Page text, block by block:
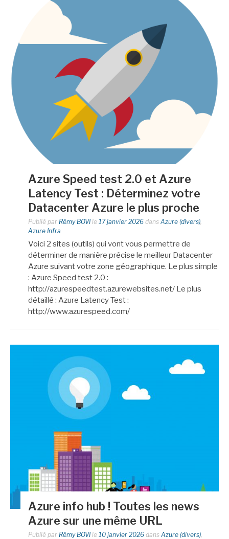
Azure Speed test 2.0 et Azure
Latency Test : Déterminez votre
Datacenter Azure le plus proche
Publié par Rémy BOVI le 17 janvier 2026 dans Azure (divers),
Azure Infra
Voici 2 sites (outils) qui vont vous permettre de
déterminer de manière précise le meilleur Datacenter
Azure suivant votre zone géographique. Le plus simple
: Azure Speed test 2.0 :
http://azurespeedtest.azurewebsites.net/ Le plus
détaillé : Azure Latency Test :
http://www.azurespeed.com/
Azure info hub ! Toutes les news
Azure sur une même URL
Publié par Rémy BOVI le 10 janvier 2026 dans Azure (divers)